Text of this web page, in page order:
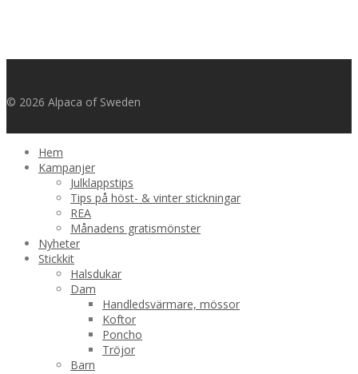
© 2026 Alpaca of Sweden
Hem
Kampanjer
Julklappstips
Tips på höst- & vinter stickningar
REA
Månadens gratismönster
Nyheter
Stickkit
Halsdukar
Dam
Handledsvärmare, mössor
Koftor
Poncho
Tröjor
Barn